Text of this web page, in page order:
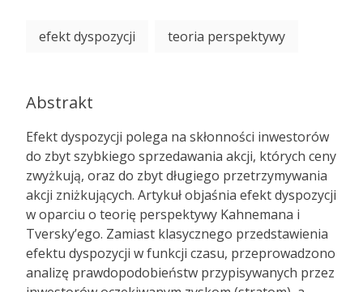
efekt dyspozycji teoria perspektywy
Abstrakt
Efekt dyspozycji polega na skłonności inwestorów
do zbyt szybkiego sprzedawania akcji, których ceny
zwyżkują, oraz do zbyt długiego przetrzymywania
akcji zniżkujących. Artykuł objaśnia efekt dyspozycji
w oparciu o teorię perspektywy Kahnemana i
Tversky’ego. Zamiast klasycznego przedstawienia
efektu dyspozycji w funkcji czasu, przeprowadzono
analizę prawdopodobieństw przypisywanych przez